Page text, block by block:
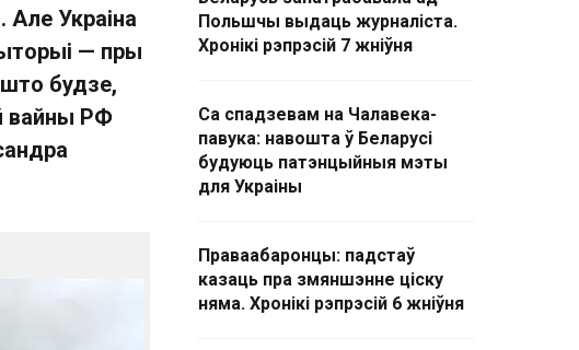
Але Украіна
— пры
будзе,
вайны РФ
Польшчы выдаць журналіста.
Хронікі рэпрэсій 7 жніўня
Са спадзевам на Чалавека-
павука: навошта ў Беларусі
будуюць патэнцыйныя мэты
для Украіны
Праваабаронцы: падстаў
казаць пра змяншэнне ціску
няма. Хронікі рэпрэсій 6 жніўня